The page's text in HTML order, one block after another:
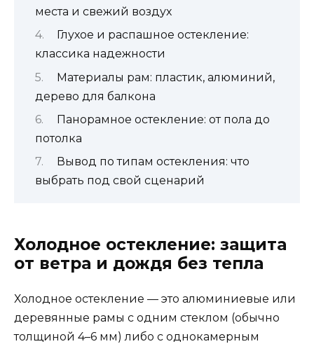
места и свежий воздух
Глухое и распашное остекление:
классика надежности
Материалы рам: пластик, алюминий,
дерево для балкона
Панорамное остекление: от пола до
потолка
Вывод по типам остекления: что
выбрать под свой сценарий
Холодное остекление: защита
от ветра и дождя без тепла
Холодное остекление — это алюминиевые или
деревянные рамы с одним стеклом (обычно
толщиной 4–6 мм) либо с однокамерным